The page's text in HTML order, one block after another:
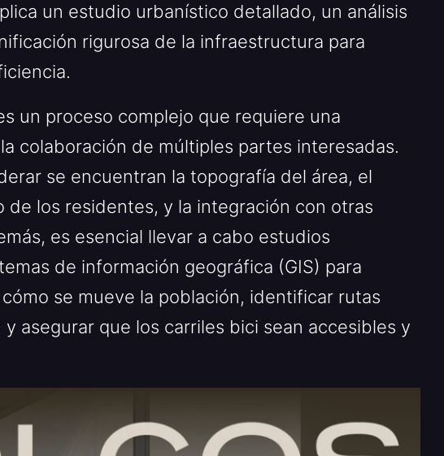
un estudio urbanístico detallado, un análisis
rigurosa de la infraestructura para
un proceso complejo que requiere una
colaboración de múltiples partes interesadas.
se encuentran la topografía del área, el
de los residentes, y la integración con otras
es esencial llevar a cabo estudios
de información geográfica (GIS) para
se mueve la población, identificar rutas
asegurar que los carriles bici sean accesibles y